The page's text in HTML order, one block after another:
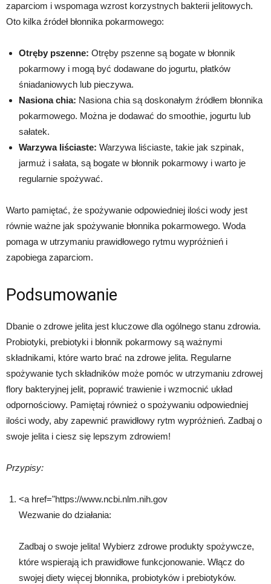
zaparciom i wspomaga wzrost korzystnych bakterii jelitowych.
Oto kilka źródeł błonnika pokarmowego:
Otręby pszenne: Otręby pszenne są bogate w błonnik
pokarmowy i mogą być dodawane do jogurtu, płatków
śniadaniowych lub pieczywa.
Nasiona chia: Nasiona chia są doskonałym źródłem błonnika
pokarmowego. Można je dodawać do smoothie, jogurtu lub
sałatek.
Warzywa liściaste: Warzywa liściaste, takie jak szpinak,
jarmuż i sałata, są bogate w błonnik pokarmowy i warto je
regularnie spożywać.
Warto pamiętać, że spożywanie odpowiedniej ilości wody jest
równie ważne jak spożywanie błonnika pokarmowego. Woda
pomaga w utrzymaniu prawidłowego rytmu wypróżnień i
zapobiega zaparciom.
Podsumowanie
Dbanie o zdrowe jelita jest kluczowe dla ogólnego stanu zdrowia.
Probiotyki, prebiotyki i błonnik pokarmowy są ważnymi
składnikami, które warto brać na zdrowe jelita. Regularne
spożywanie tych składników może pomóc w utrzymaniu zdrowej
flory bakteryjnej jelit, poprawić trawienie i wzmocnić układ
odpornościowy. Pamiętaj również o spożywaniu odpowiedniej
ilości wody, aby zapewnić prawidłowy rytm wypróżnień. Zadbaj o
swoje jelita i ciesz się lepszym zdrowiem!
Przypisy:
<a href="https://www.ncbi.nlm.nih.gov
Wezwanie do działania:
Zadbaj o swoje jelita! Wybierz zdrowe produkty spożywcze,
które wspierają ich prawidłowe funkcjonowanie. Włącz do
swojej diety więcej błonnika, probiotyków i prebiotyków.